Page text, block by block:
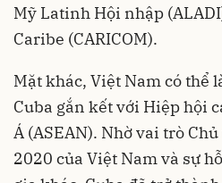
Mỹ Latinh Hội nhập
Caribe (CARICOM).
Mặt khác, Việt Nam có thể
Cuba gắn kết với Hiệp hội
Á (ASEAN). Nhờ vai trò
2020 của Việt Nam và sự